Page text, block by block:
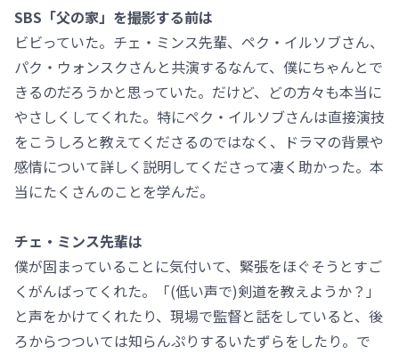
SBS「父の家」を撮影する前は
ビビっていた。チェ・ミンス先輩、ペク・イルソブさん、
パク・ウォンスクさんと共演するなんて、僕にちゃんとで
きるのだろうかと思っていた。だけど、どの方々も本当に
やさしくしてくれた。特にペク・イルソブさんは直接演技
をこうしろと教えてくださるのではなく、ドラマの背景や
感情について詳しく説明してくださって凄く助かった。本
当にたくさんのことを学んだ。
チェ・ミンス先輩は
僕が固まっていることに気付いて、緊張をほぐそうとすご
くがんばってくれた。「(低い声で)剣道を教えようか？」
と声をかけてくれたり、現場で監督と話をしていると、後
ろからつついては知らんぷりするいたずらをしたり。で